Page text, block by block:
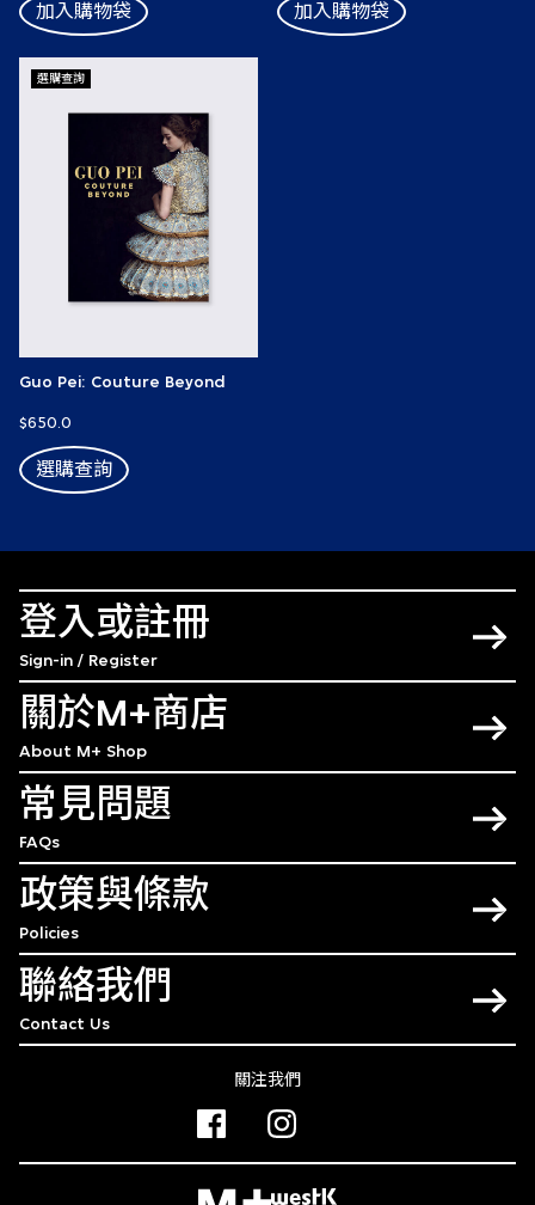
加入購物袋 加入購物袋
選購查詢
Guo Pei: Couture Beyond
$650.0
選購查詢
登入或註冊
Sign-in / Register
關於M+商店
About M+ Shop
常見問題
FAQs
政策與條款
Policies
聯絡我們
Contact Us
關注我們